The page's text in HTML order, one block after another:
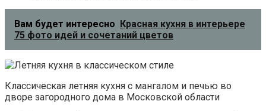
Вам будет интересно Красная кухня в интерьере
75 фото идей и сочетаний цветов
Классическая летняя кухня с мангалом и печью во
дворе загородного дома в Московской области